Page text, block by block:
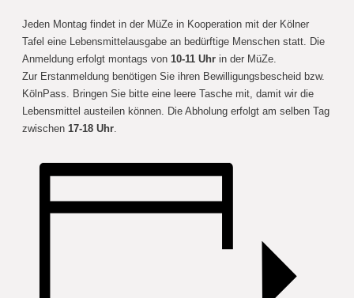
Jeden Montag findet in der MüZe in Kooperation mit der Kölner
Tafel eine Lebensmittelausgabe an bedürftige Menschen statt. Die
Anmeldung erfolgt montags von 10-11 Uhr in der MüZe.
Zur Erstanmeldung benötigen Sie ihren Bewilligungsbescheid bzw.
KölnPass. Bringen Sie bitte eine leere Tasche mit, damit wir die
Lebensmittel austeilen können. Die Abholung erfolgt am selben Tag
zwischen 17-18 Uhr.